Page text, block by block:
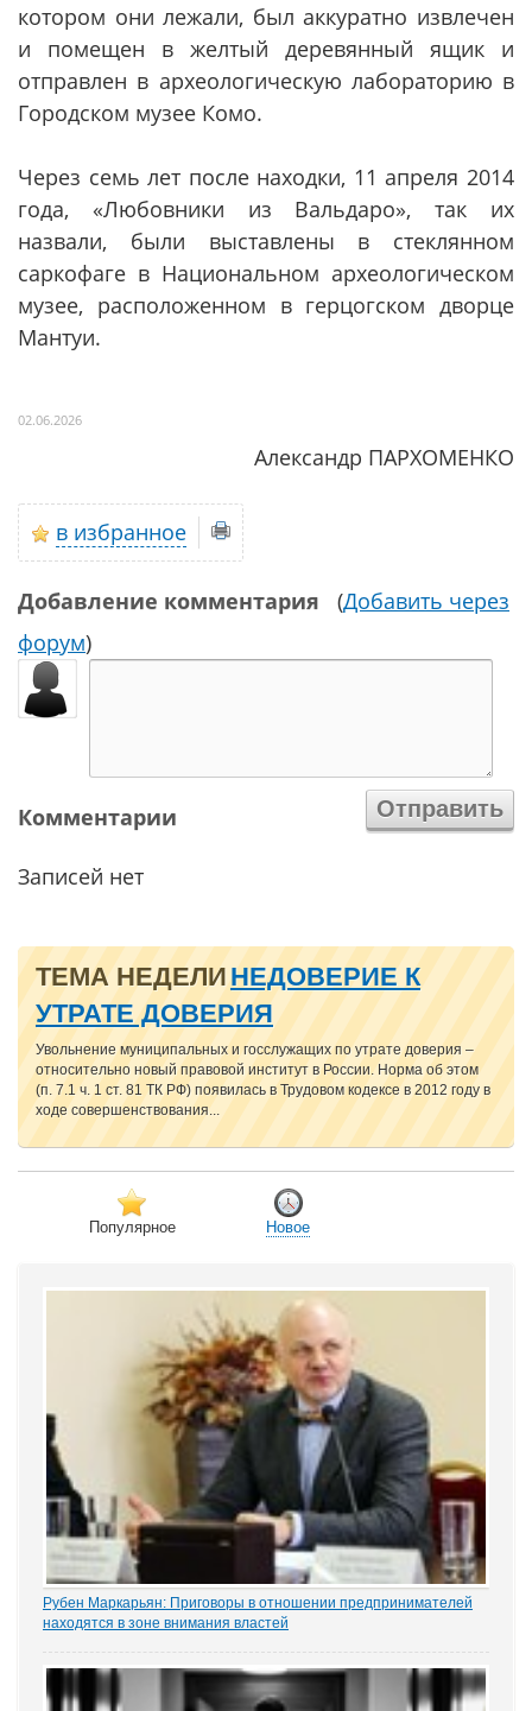
котором они лежали, был аккуратно извлечен
и помещен в желтый деревянный ящик и
отправлен в археологическую лабораторию в
Городском музее Комо.
Через семь лет после находки, 11 апреля 2014
года, «Любовники из Вальдаро», так их
назвали, были выставлены в стеклянном
саркофаге в Национальном археологическом
музее, расположенном в герцогском дворце
Мантуи.
02.06.2026
Александр ПАРХОМЕНКО
в избранное
Добавление комментария (Добавить через
форум)
Комментарии
Записей нет
ТЕМА НЕДЕЛИ НЕДОВЕРИЕ К
УТРАТЕ ДОВЕРИЯ
Увольнение муниципальных и госслужащих по утрате доверия –
относительно новый правовой институт в России. Норма об этом
(п. 7.1 ч. 1 ст. 81 ТК РФ) появилась в Трудовом кодексе в 2012 году в
ходе совершенствования...
Популярное Новое
Рубен Маркарьян: Приговоры в отношении предпринимателей
находятся в зоне внимания властей
расследования «Пермский захват». Владелец сети заправок...